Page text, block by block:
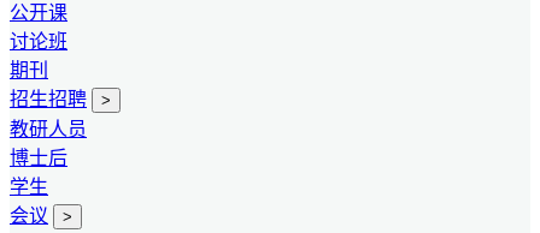
公开课
讨论班
期刊
招生招聘
>
教研人员
博士后
学生
会议
>